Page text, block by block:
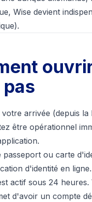
Wise devient
pas
votre arrivée (depuis la
être opérationnel
ou carte
d'identité en ligne.
actif sous 24
d'avoir un compte